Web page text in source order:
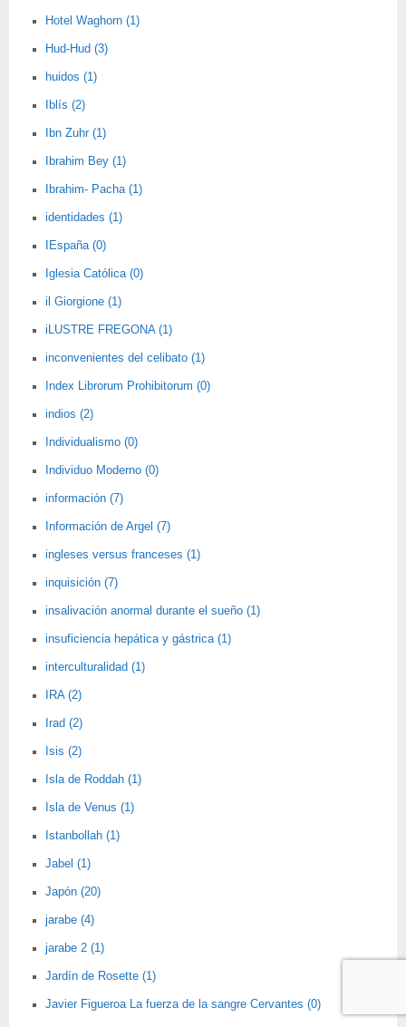
Hotel Waghorn (1)
Hud-Hud (3)
huidos (1)
Iblís (2)
Ibn Zuhr (1)
Ibrahim Bey (1)
Ibrahim- Pacha (1)
identidades (1)
IEspaña (0)
Iglesia Católica (0)
il Giorgione (1)
iLUSTRE FREGONA (1)
inconvenientes del celibato (1)
Index Librorum Prohibitorum (0)
indios (2)
Individualismo (0)
Individuo Moderno (0)
información (7)
Información de Argel (7)
ingleses versus franceses (1)
inquisición (7)
insalivación anormal durante el sueño (1)
insuficiencia hepática y gástrica (1)
interculturalidad (1)
IRA (2)
Irad (2)
Isis (2)
Isla de Roddah (1)
Isla de Venus (1)
Istanbollah (1)
Jabel (1)
Japón (20)
jarabe (4)
jarabe 2 (1)
Jardín de Rosette (1)
Javier Figueroa La fuerza de la sangre Cervantes (0)